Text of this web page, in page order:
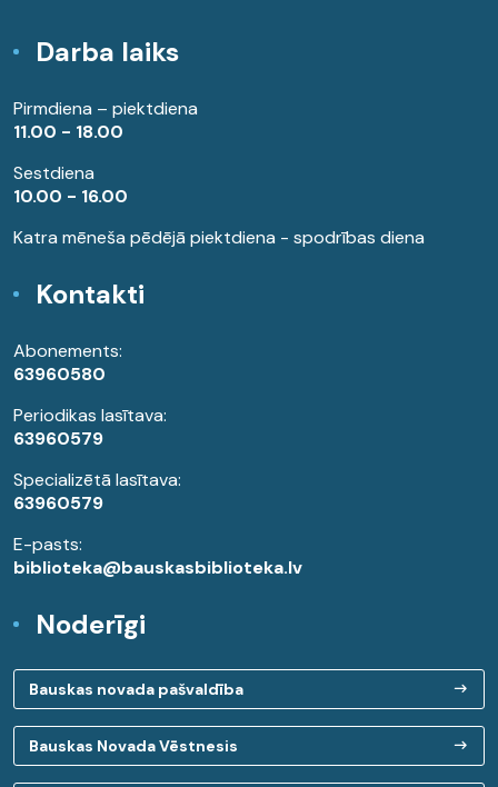
Darba laiks
Pirmdiena – piektdiena
11.00 - 18.00
Sestdiena
10.00 - 16.00
Katra mēneša pēdējā piektdiena - spodrības diena
Kontakti
Abonements:
63960580
Periodikas lasītava:
63960579
Specializētā lasītava:
63960579
E-pasts:
biblioteka@bauskasbiblioteka.lv
Noderīgi
Bauskas novada pašvaldība
Bauskas Novada Vēstnesis